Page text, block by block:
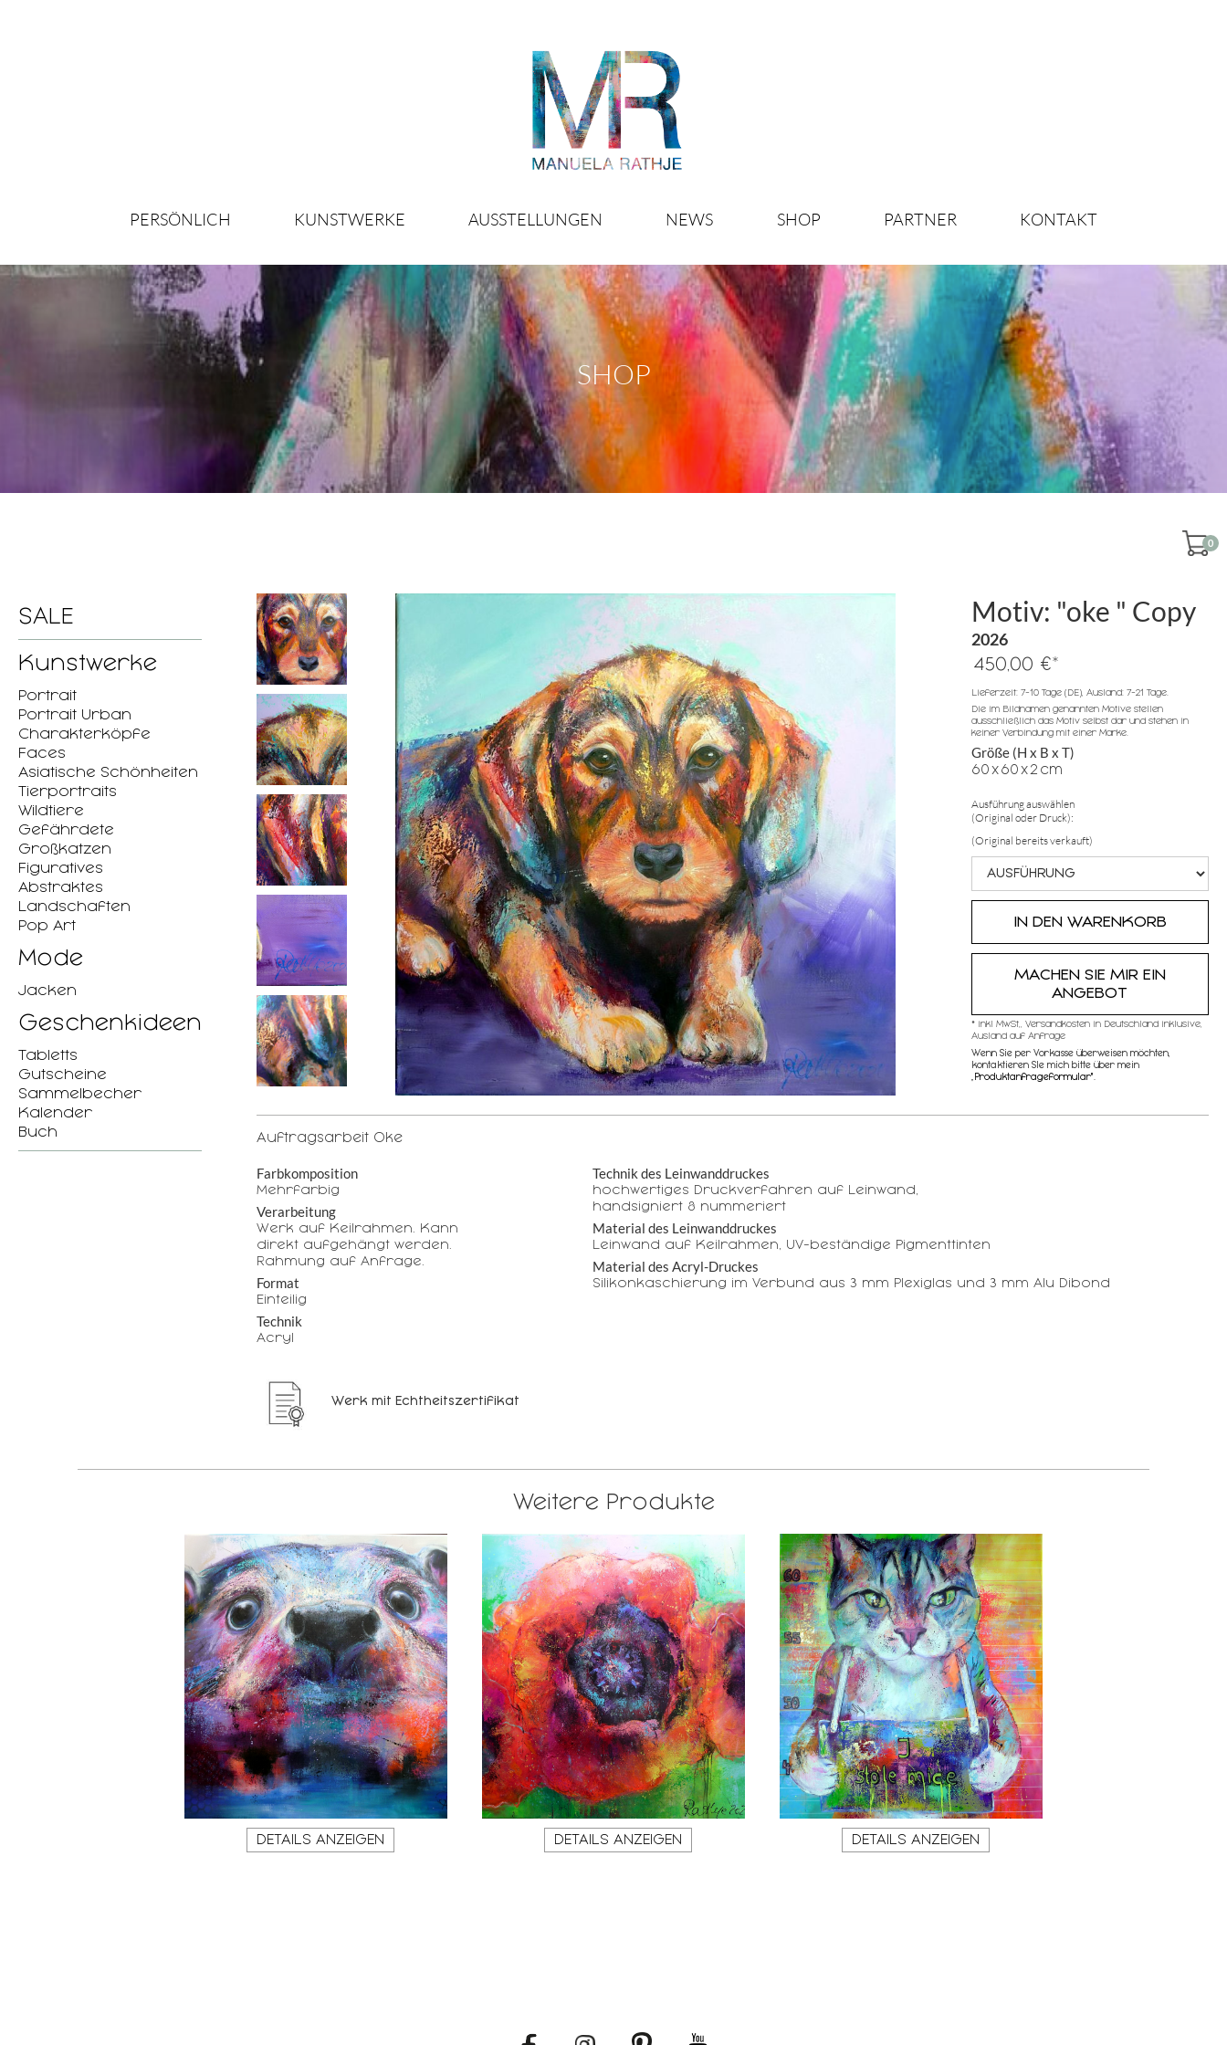
PERSÖNLICH KUNSTWERKE AUSSTELLUNGEN NEWS SHOP PARTNER KONTAKT
SHOP
0
SALE
Kunstwerke
Portrait
Portrait Urban
Charakterköpfe
Faces
Asiatische Schönheiten
Tierportraits
Wildtiere
Gefährdete
Großkatzen
Figuratives
Abstraktes
Landschaften
Pop Art
Mode
Jacken
Geschenkideen
Tabletts
Gutscheine
Sammelbecher
Kalender
Buch
Motiv: "oke " Copy
2026
450,00 €*
Lieferzeit: 7-10 Tage (DE), Ausland: 7-21 Tage.
Die im Bildnamen genannten Motive stellen
ausschließlich das Motiv selbst dar und stehen in
keiner Verbindung mit einer Marke.
Größe (H x B x T)
60x60x2 cm
Ausführung auswählen
(Original oder Druck):
(Original bereits verkauft)
MACHEN SIE MIR EIN
ANGEBOT
* inkl MwSt,, Versandkosten in Deutschland inklusive,
Ausland auf Anfrage
Wenn Sie per Vorkasse überweisen möchten,
kontaktieren SIe mich bitte über mein
Produktanfrageformular"
Auftragsarbeit Oke
Farbkomposition
Mehrfarbig
Verarbeitung
Werk auf Keilrahmen. Kann
direkt aufgehängt werden.
Rahmung auf Anfrage.
Format
Einteilig
Technik
Acryl
Technik des Leinwanddruckes
hochwertiges Druckverfahren auf Leinwand,
handsigniert & nummeriert
Material des Leinwanddruckes
Leinwand auf Keilrahmen, UV-beständige Pigmenttinten
Material des Acryl-Druckes
Silikonkaschierung im Verbund aus 3 mm Plexiglas und 3 mm Alu Dibond
Werk mit Echtheitszertifikat
Weitere Produkte
DETAILS ANZEIGEN DETAILS ANZEIGEN DETAILS ANZEIGEN